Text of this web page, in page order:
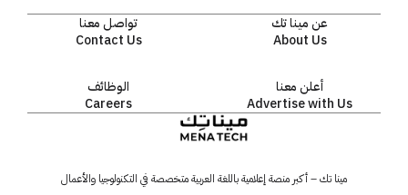
عن مينا تك
About Us
تواصل معنا
Contact Us
أعلن معنا
Advertise with Us
الوظائف
Careers
مينا تك – أكبر منصة إعلامية باللغة العربية متخصصة في التكنولوجيا والأعمال